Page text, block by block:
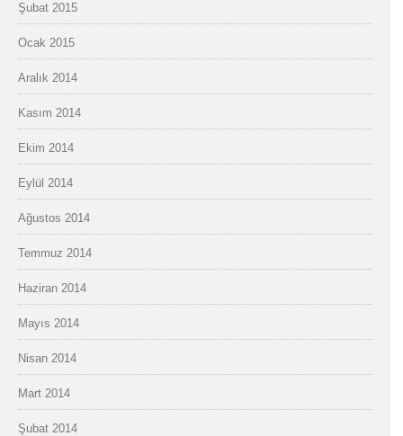
Şubat 2015
Ocak 2015
Aralık 2014
Kasım 2014
Ekim 2014
Eylül 2014
Ağustos 2014
Temmuz 2014
Haziran 2014
Mayıs 2014
Nisan 2014
Mart 2014
Şubat 2014